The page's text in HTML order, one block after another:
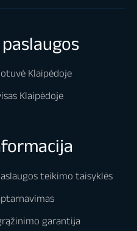
Klaipėdoje
Klaipėdoje
teikimo taisyklės
garantija